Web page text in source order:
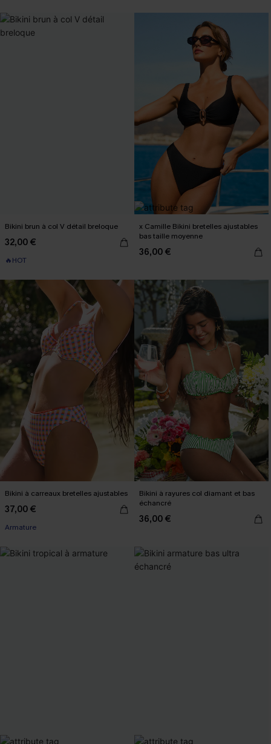
Bikini brun à col V détail breloque
32,00 €
🔥HOT
x Camille Bikini bretelles ajustables
bas taille moyenne
36,00 €
Bikini à carreaux bretelles ajustables
37,00 €
Armature
Bikini à rayures col diamant et bas
échancré
36,00 €